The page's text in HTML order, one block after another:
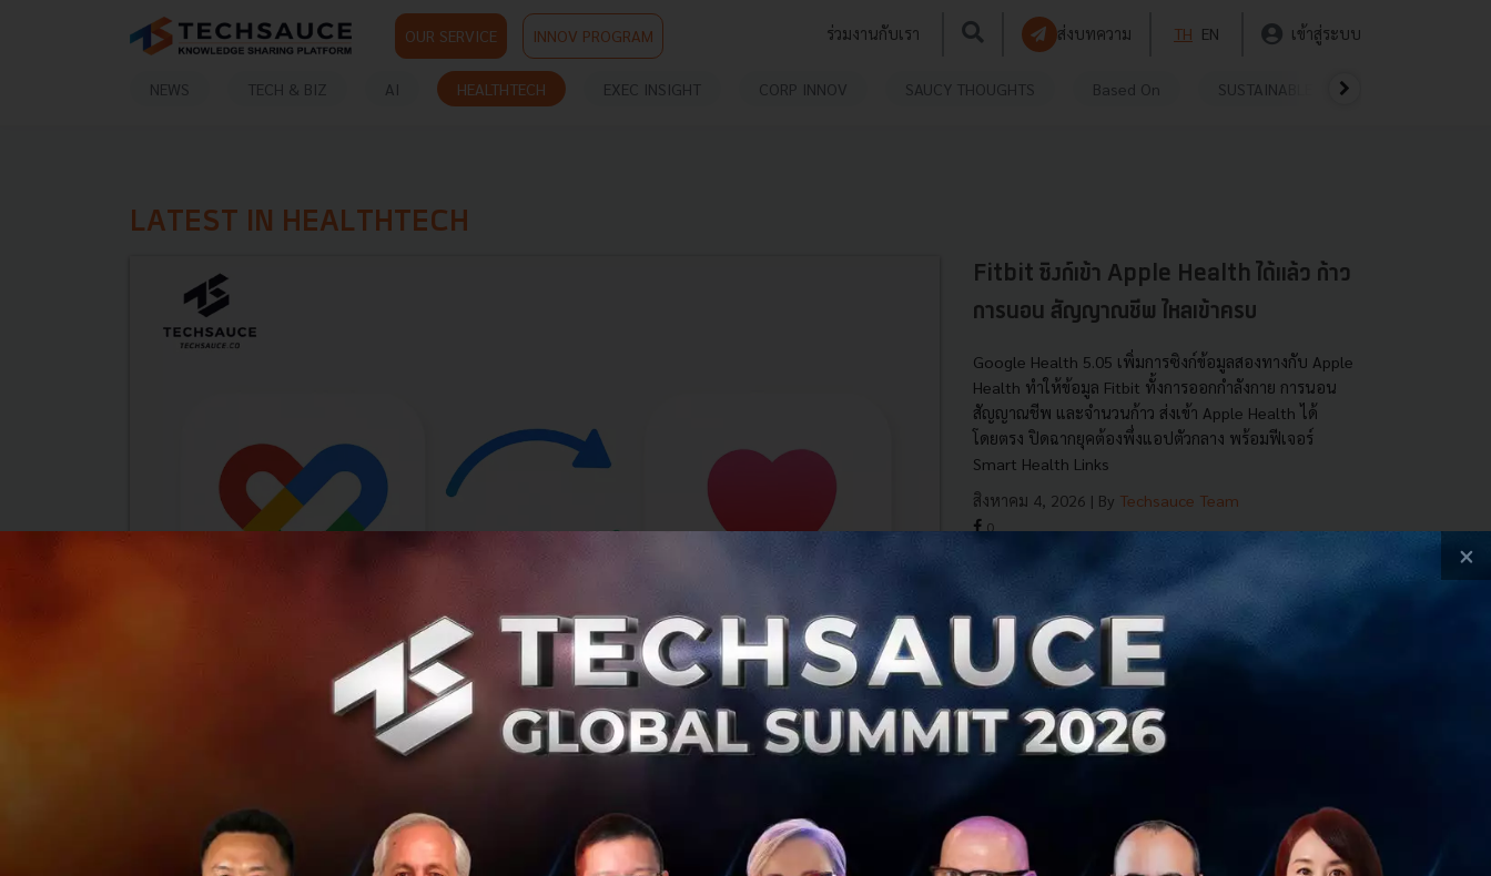
OUR SERVICE INNOV PROGRAM ร่วมงานกับเรา ส่งบทความ TH EN เข้าสู่ระบบ
NEWS TECH & BIZ AI HEALTHTECH EXEC INSIGHT CORP INNOV SAUCY THOUGHTS Based On SUSTAINABLE
LATEST IN HEALTHTECH
Fitbit ซิงก์เข้า Apple Health ได้แล้ว ก้าว
การนอน สัญญาณชีพ ไหลเข้าครบ
Google Health 5.05 เพิ่มการซิงก์ข้อมูลสองทางกับ Apple
Health ทำให้ข้อมูล Fitbit ทั้งการออกกำลังกาย การนอน
สัญญาณชีพ และจำนวนก้าว ส่งเข้า Apple Health ได้
โดยตรง ปิดฉากยุคต้องพึ่งแอปตัวกลาง พร้อมฟีเจอร์
Smart Health Links
สิงหาคม 4, 2026 | By Techsauce Team
0
นอนให้ดีต้องนอนยังไง? ถอดรหัสศาสตร์แห่งการนอน
หลับ 7 เทคนิคเพื่อสุขภาพที่ดี
×